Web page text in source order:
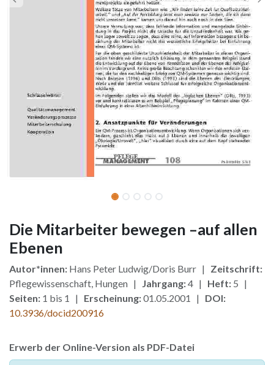
Die Mitarbeiter bewegen –auf allen
Ebenen
Autor*innen: Hans Peter Ludwig/Doris Burr | Zeitschrift:
Pflegewissenschaft, Hungen | Jahrgang:4 | Heft: 5 |
Seiten: 1 bis 1 | Erscheinung:01.05.2001 | DOI:
10.3936/docid200916
Erwerb der Online-Version als PDF-Datei